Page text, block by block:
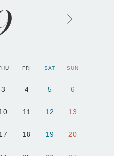
FRI SAT SUN
3 4 5 6
10 11 12 13
17 18 19 20